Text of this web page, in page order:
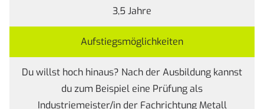
3,5 Jahre
Aufstiegsmöglichkeiten
Du willst hoch hinaus? Nach der Ausbildung kannst
du zum Beispiel eine Prüfung als
Industriemeister/in der Fachrichtung Metall